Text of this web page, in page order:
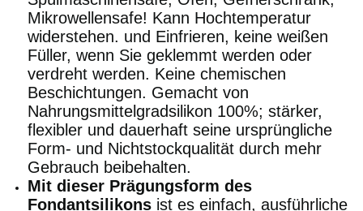
Mikrowellensafe! Kann Hochtemperatur
widerstehen. und Einfrieren, keine weißen
Füller, wenn Sie geklemmt werden oder
verdreht werden. Keine chemischen
Beschichtungen. Gemacht von
Nahrungsmittelgradsilikon 100%; stärker,
flexibler und dauerhaft seine ursprüngliche
Form- und Nichtstockqualität durch mehr
Gebrauch beibehalten.
Mit dieser Prägungsform des
Fondantsilikons ist es einfach, ausführliche